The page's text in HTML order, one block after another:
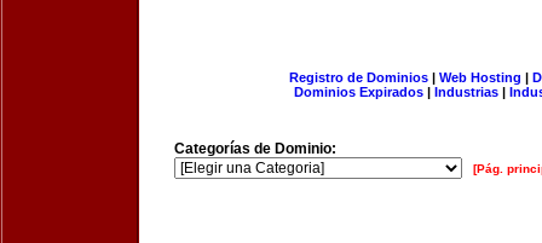
Registro de Dominios| Web Hosting |
Dominios Expirados | Industrias |
Categorías de Dominio:
[Pág.